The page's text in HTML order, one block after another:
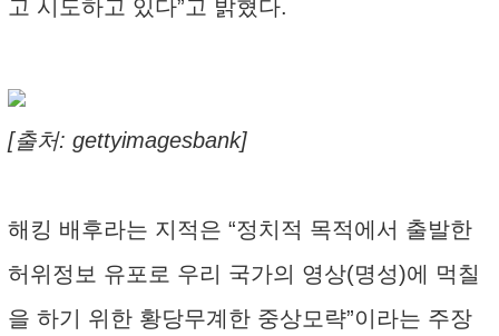
고 시도하고 있다”고 밝혔다.
[출처: gettyimagesbank]
해킹 배후라는 지적은 “정치적 목적에서 출발한
허위정보 유포로 우리 국가의 영상(명성)에 먹칠
을 하기 위한 황당무계한 중상모략”이라는 주장